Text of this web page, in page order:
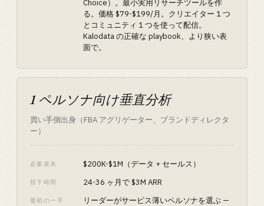
Choice）。最小実用リサーチツールを作
る。価格 $79-$199/月。クリエイター 1 つ
とコミュニティ 1 つを使って配信。
Kalodata の正確な playbook、より狭い表
面で。
1 ペルソナ向け垂直分析
買い手側出身（FBA アグリゲーター、ブランドディレクタ
ー）
必要資本 $200K-$1M（データ + セールス）
投下時間 24-36 ヶ月で $3M ARR
最初の一手
リーダーがサービス薄いペルソナを選ぶ —